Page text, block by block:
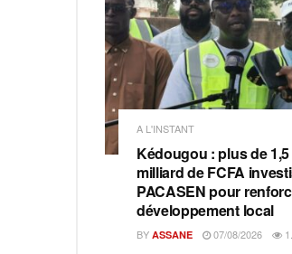
A L'INSTANT
Kédougou : plus de 1,5
milliard de FCFA
PACASEN pour
développement local
BY ASSANE 07/08/2026